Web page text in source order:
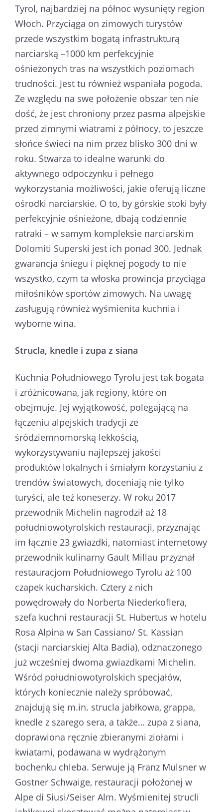
Tyrol, najbardziej na północ wysunięty region
Włoch. Przyciąga on zimowych turystów
przede wszystkim bogatą infrastrukturą
narciarską –1000 km perfekcyjnie
ośnieżonych tras na wszystkich poziomach
trudności. Jest tu również wspaniała pogoda.
Ze względu na swe położenie obszar ten nie
dość, że jest chroniony przez pasma alpejskie
przed zimnymi wiatrami z północy, to jeszcze
słońce świeci na nim przez blisko 300 dni w
roku. Stwarza to idealne warunki do
aktywnego odpoczynku i pełnego
wykorzystania możliwości, jakie oferują liczne
ośrodki narciarskie. O to, by górskie stoki były
perfekcyjnie ośnieżone, dbają codziennie
ratraki – w samym kompleksie narciarskim
Dolomiti Superski jest ich ponad 300. Jednak
gwarancja śniegu i pięknej pogody to nie
wszystko, czym ta włoska prowincja przyciąga
miłośników sportów zimowych. Na uwagę
zasługują również wyśmienita kuchnia i
wyborne wina.
Strucla, knedle i zupa z siana
Kuchnia Południowego Tyrolu jest tak bogata
i zróżnicowana, jak regiony, które on
obejmuje. Jej wyjątkowość, polegającą na
łączeniu alpejskich tradycji ze
śródziemnomorską lekkością,
wykorzystywaniu najlepszej jakości
produktów lokalnych i śmiałym korzystaniu z
trendów światowych, doceniają nie tylko
turyści, ale też koneserzy. W roku 2017
przewodnik Michelin nagrodził aż 18
południowotyrolskich restauracji, przyznając
im łącznie 23 gwiazdki, natomiast internetowy
przewodnik kulinarny Gault Millau przyznał
restauracjom Południowego Tyrolu aż 100
czapek kucharskich. Cztery z nich
powędrowały do Norberta Niederkoflera,
szefa kuchni restauracji St. Hubertus w hotelu
Rosa Alpina w San Cassiano/ St. Kassian
(stacji narciarskiej Alta Badia), odznaczonego
już wcześniej dwoma gwiazdkami Michelin.
Wśród południowotyrolskich specjałów,
których koniecznie należy spróbować,
znajdują się m.in. strucla jabłkowa, grappa,
knedle z szarego sera, a także… zupa z siana,
doprawiona ręcznie zbieranymi ziołami i
kwiatami, podawana w wydrążonym
bochenku chleba. Serwuje ją Franz Mulsner w
Gostner Schwaige, restauracji położonej w
Alpe di Siusi/Seiser Alm. Wyśmienitej strucli